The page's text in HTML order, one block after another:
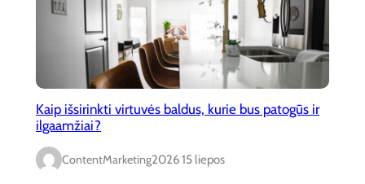
Kaip išsirinkti virtuvės baldus, kurie bus patogūs ir
ilgaamžiai?
ContentMarketing2026 15 liepos